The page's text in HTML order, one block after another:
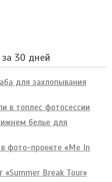
30 дней
для захлопывания
в топлес фотосессии
белье для
фото-проекте «Me In
«Summer Break Tour»